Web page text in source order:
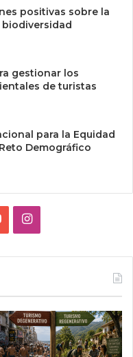
positivas sobre la
biodiversidad
gestionar los
de turistas
para la Equidad
Demográfico
YouTubeInstagram